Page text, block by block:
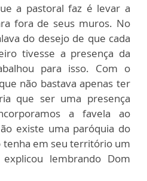
a pastoral faz é levar a
fora de seus muros. No
do desejo de que cada
tivesse a presença da
para isso. Com o
não bastava apenas ter
que ser uma presença
a favela ao
existe uma paróquia do
tenha em seu território um
lembrando Dom